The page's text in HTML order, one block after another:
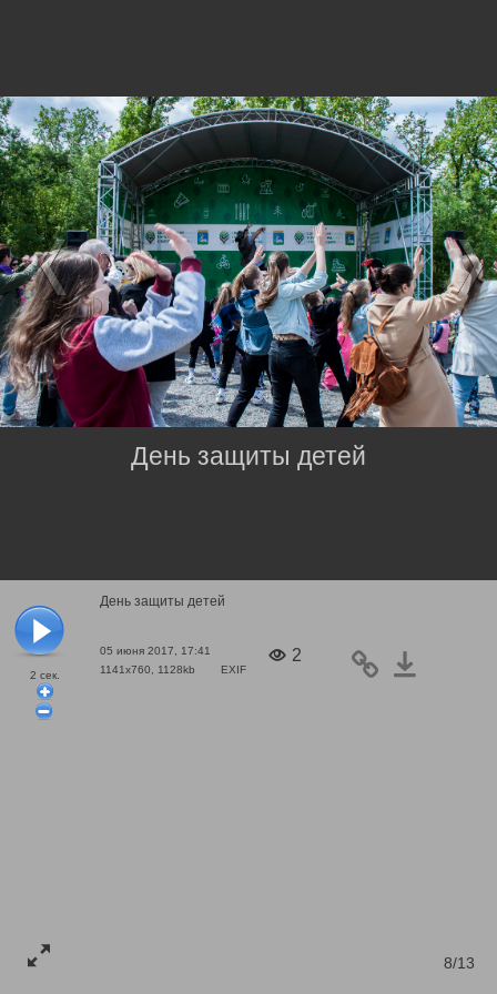
2 сек.
День защиты детей
05 июня 2017, 17:41
1141x760, 1128kb
EXIF
2
8/13
День защиты детей